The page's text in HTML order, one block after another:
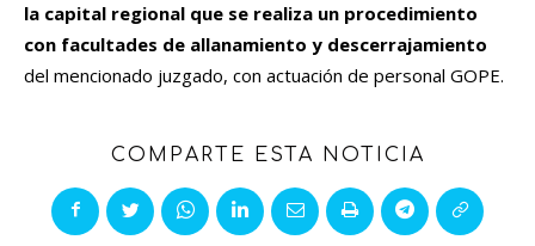
la capital regional que se realiza un procedimiento
con facultades de allanamiento y descerrajamiento
del mencionado juzgado, con actuación de personal GOPE.
COMPARTE ESTA NOTICIA